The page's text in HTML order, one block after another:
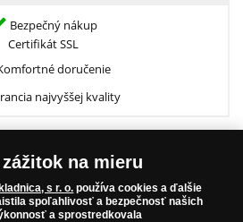
Bezpečný nákup
Certifikát SSL
doručenie
najvyššej kvality
na mieru
s r. o. používa cookies a ďalšie
spoľahlivosť a bezpečnosť našich
a sprostredkovala